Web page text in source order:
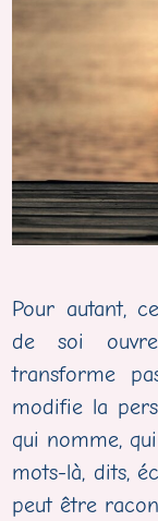
Pour autant,
de soi
transforme
modifie la
qui nomme,
mots-là, dits,
peut être